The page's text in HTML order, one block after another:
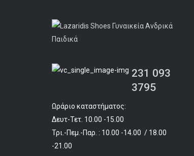
231 093
3795
Ωράριο καταστήματος:
Δευτ-Τετ. 10.00 -15.00
Τρι.-Πεμ.-Παρ. : 10.00 -14.00 / 18.00
-21.00